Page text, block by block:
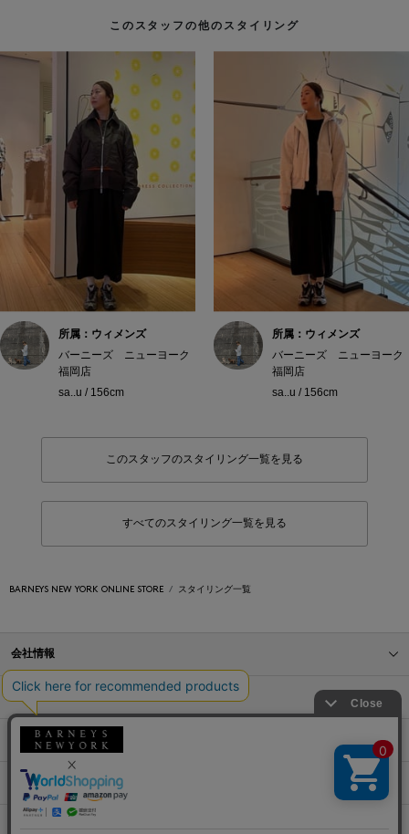
このスタッフの他のスタイリング
所属：ウィメンズ
バーニーズ ニューヨーク
福岡店
sa..u / 156cm
所属：ウィメンズ
バーニーズ ニューヨーク
福岡店
sa..u / 156cm
このスタッフのスタイリング一覧を見る
すべてのスタイリング一覧を見る
BARNEYS NEW YORK ONLINE STORE スタイリング一覧
会社情報
オンラインストアショッピングガイド
店舗情報
サービス